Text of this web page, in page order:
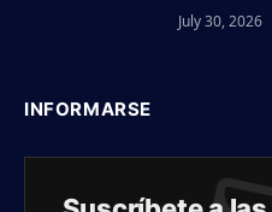
July 30, 2026
INFORMARSE